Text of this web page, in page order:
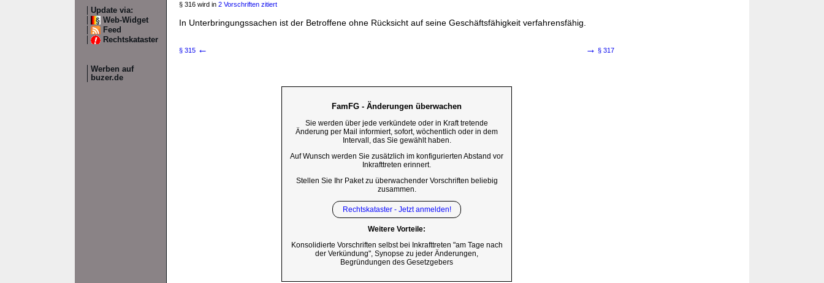
Update via:
Web-Widget
Feed
Rechtskataster
Werben auf
buzer.de
§ 316 wird in 2 Vorschriften zitiert
In Unterbringungssachen ist der Betroffene ohne Rücksicht auf seine Geschäftsfähigkeit verfahrensfähig.
§ 315 ← → § 317
FamFG - Änderungen überwachen
Sie werden über jede verkündete oder in Kraft tretende
Änderung per Mail informiert, sofort, wöchentlich oder in dem
Intervall, das Sie gewählt haben.
Auf Wunsch werden Sie zusätzlich im konfigurierten Abstand vor
Inkrafttreten erinnert.
Stellen Sie Ihr Paket zu überwachender Vorschriften beliebig
zusammen.
Rechtskataster - Jetzt anmelden!
Weitere Vorteile:
Konsolidierte Vorschriften selbst bei Inkrafttreten "am Tage nach
der Verkündung", Synopse zu jeder Änderungen,
Begründungen des Gesetzgebers